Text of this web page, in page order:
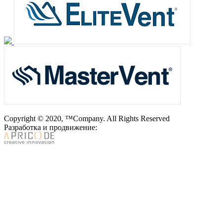
Copyright © 2020, ™Company. All Rights Reserved
Разработка и продвижение: